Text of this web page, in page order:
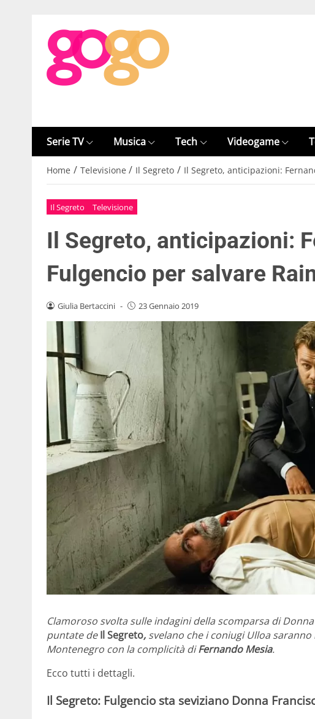
Serie TV Musica Tech Videogame
Home / Televisione / Il Segreto / Il Segreto, anticipazioni:
Il Segreto Televisione
Il Segreto, anticipazioni:
Fulgencio per salvare
Giulia Bertaccini - 23 Gennaio 2019
Clamoroso svolta sulle indagini della scomparsa di
puntate deIl Segreto, svelano che i coniugi Ulloa
Montenegro con la complicità diFernando Mesia.
Ecco tutti i dettagli.
Il Segreto: Fulgencio sta seviziano Donna